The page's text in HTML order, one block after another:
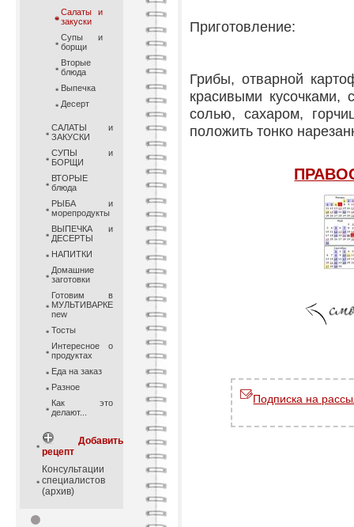
Салаты и
закуски
Супы и
борщи
Вторые
блюда
Выпечка
Десерт
САЛАТЫ и
ЗАКУСКИ
СУПЫ и
БОРЩИ
ВТОРЫЕ
блюда
РЫБА и
морепродукты
ВЫПЕЧКА и
ДЕСЕРТЫ
НАПИТКИ
Домашние
заготовки
Готовим в
МУЛЬТИВАРКЕ
new
Тосты
Интересное о
продуктах
Еда на заказ
Разное
Как это
делают...
Добавить
рецепт
Консультации
специалистов
(архив)
⚫
Приготовление:
Грибы, отварной
красивыми
солью, сахаром,
положить тонко
Подписка на